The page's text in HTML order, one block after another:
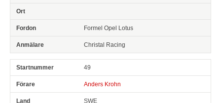
Formel Opel Lotus
Christal Racing
49
Anders Krohn
SWE